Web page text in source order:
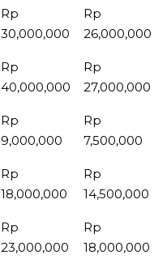
Rp
30,000,000
Rp
26,000,000
Rp
40,000,000
Rp
27,000,000
Rp
9,000,000
Rp
7,500,000
Rp
18,000,000
Rp
14,500,000
Rp
23,000,000
Rp
18,000,000